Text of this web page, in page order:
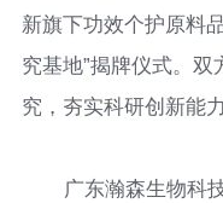
新旗下功效个护原料
究基地”揭牌仪式。
究，夯实科研创新能
广东瀚森生物科